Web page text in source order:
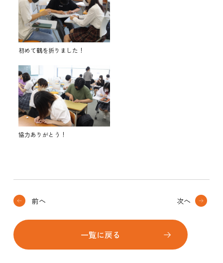
初めて鶴を折りました！
協力ありがとう！
前へ
一覧に戻る
次へ